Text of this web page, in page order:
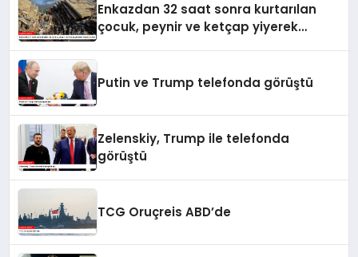
Enkazdan 32 saat sonra kurtarılan
çocuk, peynir ve ketçap yiyerek
Putin ve Trump telefonda görüştü
Zelenskiy, Trump ile telefonda
görüştü
TCG Oruçreis ABD’de